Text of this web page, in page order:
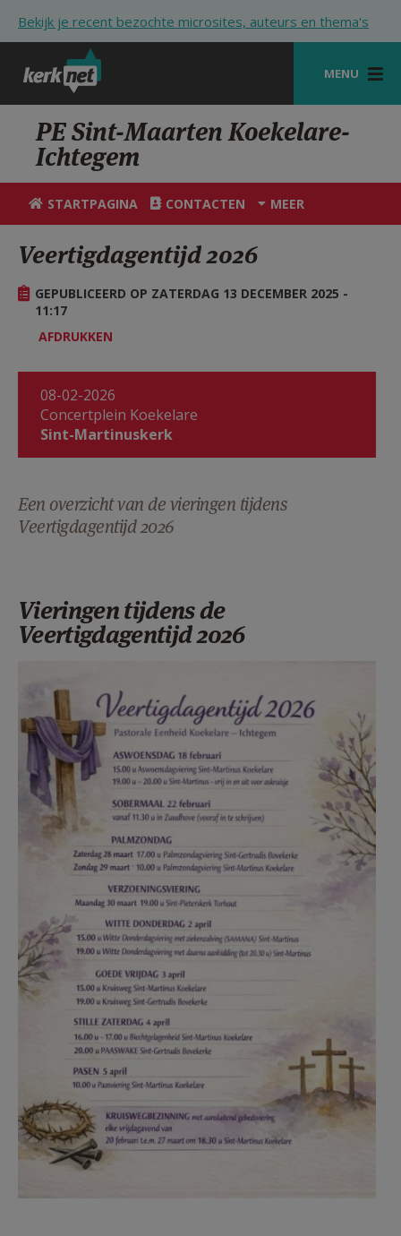
Bekijk je recent bezochte microsites, auteurs en thema's
MENU
STARTPAGINA
KERK
VIERINGEN
ZOEKEN
HULP
STARTPAGINA PORTAAL
AANMELDEN OF REGISTREREN
PE Sint-Maarten Koekelare-
Ichtegem
STARTPAGINA CONTACTEN MEER
Veertigdagentijd 2026
GEPUBLICEERD OP ZATERDAG 13 DECEMBER 2025 -
11:17
AFDRUKKEN
08-02-2026
Concertplein Koekelare
Sint-Martinuskerk
Een overzicht van de vieringen tijdens
Veertigdagentijd 2026
Vieringen tijdens de
Veertigdagentijd 2026